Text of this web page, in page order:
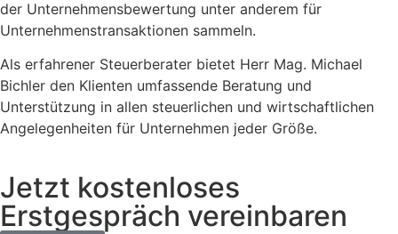
der Unternehmensbewertung unter anderem für
Unternehmenstransaktionen sammeln.
Als erfahrener Steuerberater bietet Herr Mag. Michael
Bichler den Klienten umfassende Beratung und
Unterstützung in allen steuerlichen und wirtschaftlichen
Angelegenheiten für Unternehmen jeder Größe.
Jetzt kostenloses
Erstgespräch vereinbaren